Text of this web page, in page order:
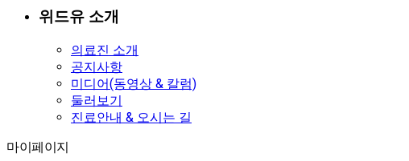
위드유 소개
의료진 소개
공지사항
미디어(동영상 & 칼럼)
둘러보기
진료안내 & 오시는 길
마이페이지